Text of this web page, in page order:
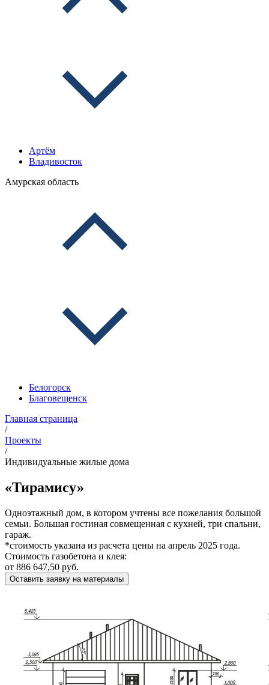
Артём
Владивосток
Амурская область
Белогорск
Благовещенск
Главная страница
/
Проекты
/
Индивидуальные жилые дома
«Тирамису»
Одноэтажный дом, в котором учтены все пожелания большой
семьи. Большая гостиная совмещенная с кухней, три спальни,
гараж.
*стоимость указана из расчета цены на апрель 2025 года.
Стоимость газобетона и клея:
от 886 647,50 руб.
Оставить заявку на материалы